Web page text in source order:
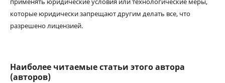
которые юридически запрещают другим делать все, что
разрешено лицензией.
Наиболее читаемые статьи этого автора
(авторов)